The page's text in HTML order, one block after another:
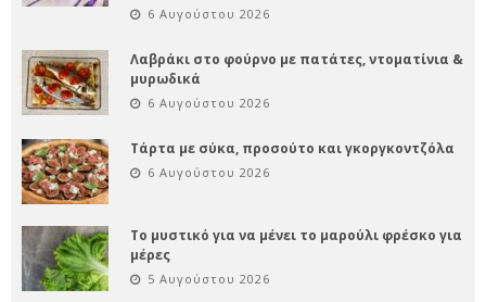
6 Αυγούστου 2026
Λαβράκι στο φούρνο με πατάτες, ντοματίνια &
μυρωδικά
6 Αυγούστου 2026
Τάρτα με σύκα, προσούτο και γκοργκοντζόλα
6 Αυγούστου 2026
Το μυστικό για να μένει το μαρούλι φρέσκο για
μέρες
5 Αυγούστου 2026